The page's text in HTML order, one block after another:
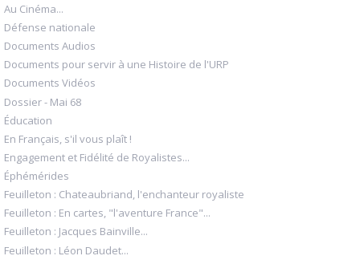
Au Cinéma...
Défense nationale
Documents Audios
Documents pour servir à une Histoire de l'URP
Documents Vidéos
Dossier - Mai 68
Éducation
En Français, s'il vous plaît !
Engagement et Fidélité de Royalistes...
Éphémérides
Feuilleton : Chateaubriand, l'enchanteur royaliste
Feuilleton : En cartes, "l'aventure France"...
Feuilleton : Jacques Bainville...
Feuilleton : Léon Daudet...